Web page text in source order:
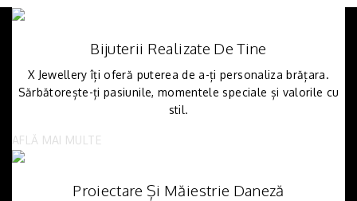
Bijuterii Realizate De Tine
X Jewellery îți oferă puterea de a-ți personaliza brățara.
Sărbătorește-ți pasiunile, momentele speciale și valorile cu
stil.
AFLĂ MAI MULTE
Proiectare Și Măiestrie Daneză